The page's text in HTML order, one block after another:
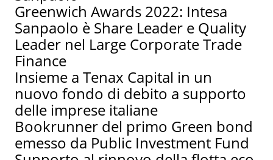
Greenwich Awards 2022: Intesa
Sanpaolo è Share Leader e Quality
Leader nel Large Corporate Trade
Finance
Insieme a Tenax Capital in un
nuovo fondo di debito a supporto
delle imprese italiane
Bookrunner del primo Green bond
emesso da Public Investment Fund